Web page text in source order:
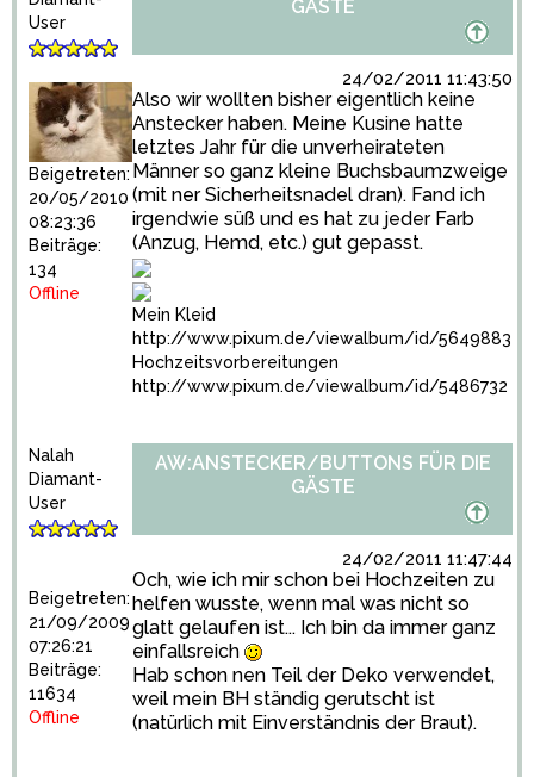
User
Beigetreten:
20/05/2010
08:23:36
Beiträge:
134
Offline
GÄSTE
24/02/2011 11:43:50
Also wir wollten bisher eigentlich keine
Anstecker haben. Meine Kusine hatte
letztes Jahr für die unverheirateten
Männer so ganz kleine Buchsbaumzweige
(mit ner Sicherheitsnadel dran). Fand ich
irgendwie süß und es hat zu jeder Farb
(Anzug, Hemd, etc.) gut gepasst.
Mein Kleid
http://www.pixum.de/viewalbum/id/5649883
Hochzeitsvorbereitungen
http://www.pixum.de/viewalbum/id/5486732
Nalah
Diamant-
User
Beigetreten:
21/09/2009
07:26:21
Beiträge:
11634
Offline
AW:ANSTECKER/BUTTONS FÜR DIE
GÄSTE
24/02/2011 11:47:44
Och, wie ich mir schon bei Hochzeiten zu
helfen wusste, wenn mal was nicht so
glatt gelaufen ist... Ich bin da immer ganz
einfallsreich
Hab schon nen Teil der Deko verwendet,
weil mein BH ständig gerutscht ist
(natürlich mit Einverständnis der Braut).